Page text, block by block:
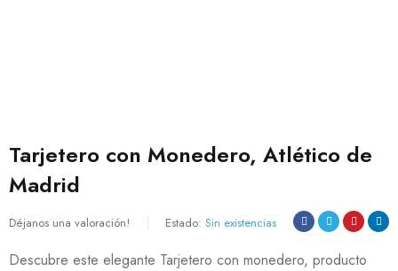
Tarjetero con Monedero, Atlético de
Madrid
Déjanos una valoración! Estado: Sin existencias
Descubre este elegante Tarjetero con monedero, producto